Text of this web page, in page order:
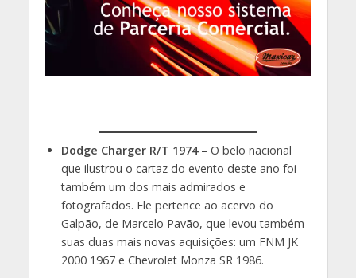
Dodge Charger R/T 1974– O belo nacional
que ilustrou o cartaz do evento deste ano foi
também um dos mais admirados e
fotografados. Ele pertence ao acervo do
Galpão, de Marcelo Pavão, que levou também
suas duas mais novas aquisições: um FNM JK
2000 1967 e Chevrolet Monza SR 1986.